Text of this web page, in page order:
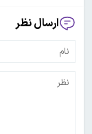
ارسال نظر